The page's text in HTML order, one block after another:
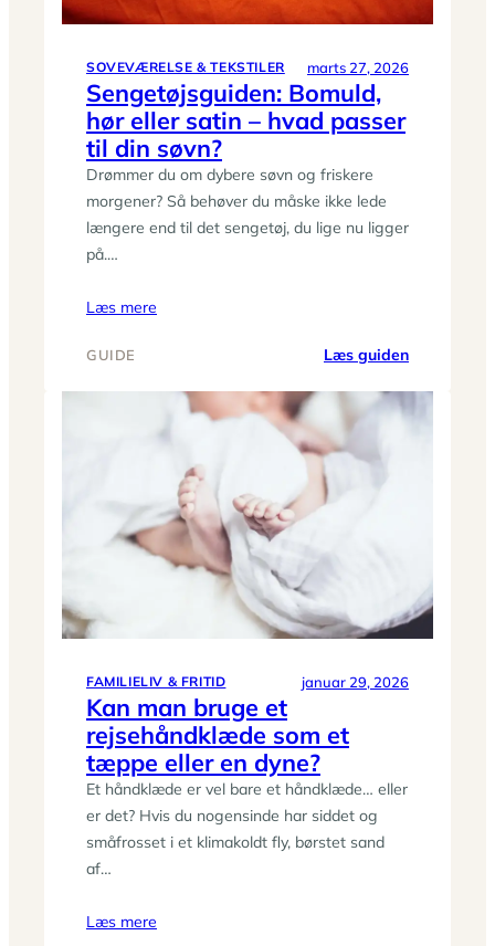
trin
SOVEVÆRELSE & TEKSTILER marts 27, 2026
Sengetøjsguiden: Bomuld,
hør eller satin – hvad passer
til din søvn?
Drømmer du om dybere søvn og friskere
morgener? Så behøver du måske ikke lede
længere end til det sengetøj, du lige nu ligger
på.…
Læs mere
GUIDE Læs guiden:
Bomuld,
din
søvn?
FAMILIELIV & FRITID januar 29, 2026
Kan man bruge et
rejsehåndklæde som et
tæppe eller en dyne?
Et håndklæde er vel bare et håndklæde… eller
er det? Hvis du nogensinde har siddet og
småfrosset i et klimakoldt fly, børstet sand
af…
Læs mere